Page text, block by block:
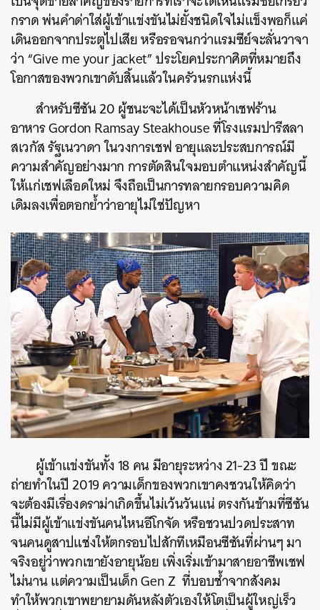
กราด พ่นคำด่าใส่ผู้เข้าแข่งขันไม่ยั้งชนิดใจไม่แข็งพอก็แค่
เดินออกจากประตูไปเสีย หรือรอจนกว่าแรมซีย์จะลั่นวาจา
ว่า “Give me your jacket” ประโยคประกาศิตที่หมายถึง
โอกาสของพวกเขาดับสิ้นแล้วในครัวนรกแห่งนี้
สำหรับซีซัน 20 ผู้ชนะจะได้เป็นหัวหน้าเชฟร้าน
อาหาร Gordon Ramsay Steakhouse ที่โรงแรมปารีสลา
สเวกัส รัฐเนวาดา ในวงการเชฟ อายุและประสบการณ์มี
ความสำคัญอย่างมาก การตัดสินใจมอบตำแหน่งสำคัญนี้
ให้แก่เชฟเลือดใหม่ จึงถือเป็นการทลายกรอบความคิด
เดิมลงเพื่อตอกย้ำว่าอายุไม่ใช่ปัญหา
ผู้เข้าแข่งขันทั้ง 18 คน มีอายุระหว่าง 21-23 ปี ขณะ
ถ่ายทำในปี 2019 ความเด็กของพวกเขาคงชวนให้คิดว่า
จะต้องมีเรื่องดราม่าเกิดขึ้นไม่เว้นวันแน่ ตรงกันข้ามที่ซีซัน
นี้ไม่มีผู้เข้าแข่งขันคนไหนอีโกจัด หรือชวนปวดประสาท
จนคนดูสาปแช่งให้ตกรอบไปสักทีเหมือนซีซันที่ผ่านๆ มา
จริงอยู่ว่าพวกเขายังอายุน้อย เพิ่งเริ่มเข้ามาสายอาชีพเชฟ
ไม่นาน แต่ความเป็นเด็ก Gen Z ที่บอบช้ำจากสังคม
ทำให้พวกเขาพยายามดันหลังตัวเองให้โตเป็นผู้ใหญ่เร็ว